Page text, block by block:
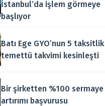
İstanbul’da işlem görmeye
başlıyor
Batı Ege GYO’nun 5 taksitlik
temettü takvimi kesinleşti
Bir şirketten %100 sermaye
artırımı başvurusu